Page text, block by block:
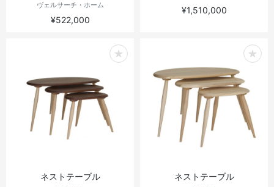
ヴェルサーチ・ホーム
¥522,000
¥1,510,000
ネストテーブル
ネストテーブル